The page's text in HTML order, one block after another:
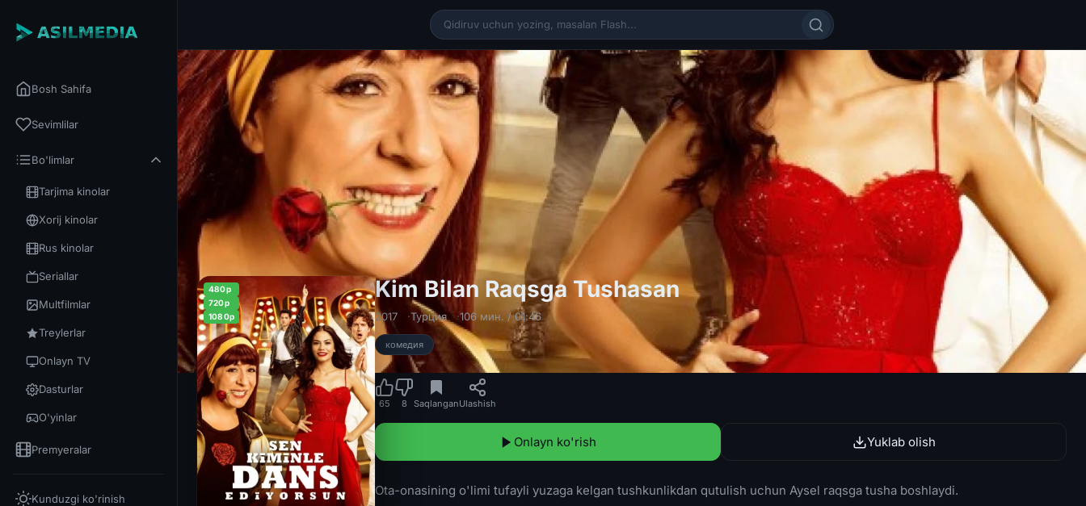
Bosh Sahifa
Sevimlilar
Bo'limlar
Tarjima kinolar
Xorij kinolar
Rus kinolar
Seriallar
Multfilmlar
Treylerlar
Onlayn TV
Dasturlar
O'yinlar
Premyeralar
Kunduzgi ko'rinish
480p
720p
1080p
Kim Bilan Raqsga TushasanKim Bilan Raqsga Tushasan Turk
2017 Турция 106 мин. / 01:46
комедия
65 8 SaqlanganUlashish
Onlayn ko'rish Yuklab olish
Ota-onasining o'limi tufayli yuzaga kelgan tushkunlikdan qutulish uchun Aysel raqsga tusha boshlaydi.